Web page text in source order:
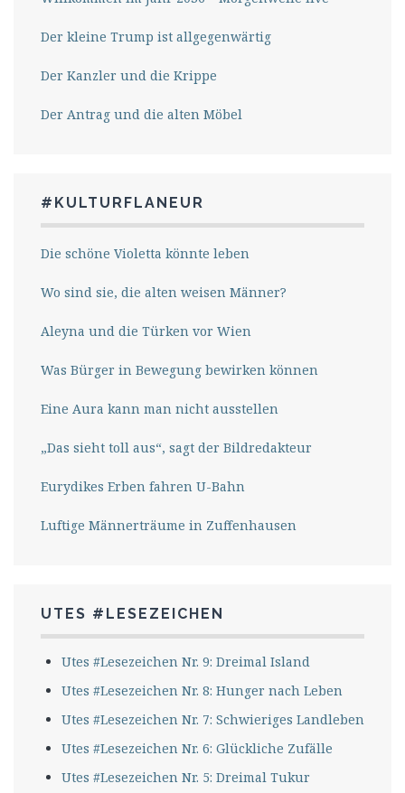
Der kleine Trump ist allgegenwärtig
Der Kanzler und die Krippe
Der Antrag und die alten Möbel
#KULTURFLANEUR
Die schöne Violetta könnte leben
Wo sind sie, die alten weisen Männer?
Aleyna und die Türken vor Wien
Was Bürger in Bewegung bewirken können
Eine Aura kann man nicht ausstellen
„Das sieht toll aus“, sagt der Bildredakteur
Eurydikes Erben fahren U-Bahn
Luftige Männerträume in Zuffenhausen
UTES #LESEZEICHEN
Utes #Lesezeichen Nr. 9: Dreimal Island
Utes #Lesezeichen Nr. 8: Hunger nach Leben
Utes #Lesezeichen Nr. 7: Schwieriges Landleben
Utes #Lesezeichen Nr. 6: Glückliche Zufälle
Utes #Lesezeichen Nr. 5: Dreimal Tukur